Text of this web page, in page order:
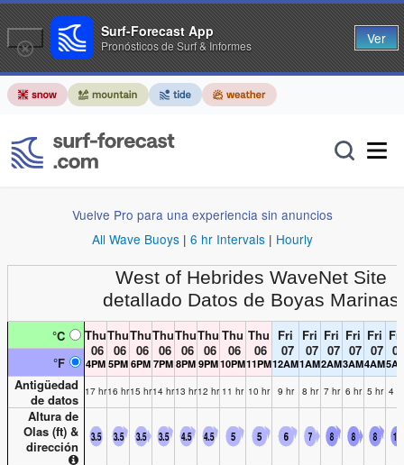
Vuelve Pro para una experiencia sin anuncios
All Wave Buoys| 6 hr Intervals| Hourly
West of Hebrides WaveNet Site
detallado Datos de Boyas Marinas
°C
Thu
06
4PM
Thu
06
5PM
Thu
06
6PM
Thu
06
7PM
Thu
06
8PM
Thu
06
9PM
Thu
06
10PM
Thu
06
11PM
Fri
07
12AM
Fri
07
1AM
Fri
07
2AM
Fri
07
3AM
Fri
07
4AM
Fri
07
°F
Antigüedad
de datos
17 hr16 hr15 hr14 hr13 hr12 hr 11 hr 10 hr 9 hr 8 hr 7 hr 6 hr 5 hr 4 hr
Altura de
Olas (ft) &
dirección
Surf-Forecast App
Pronósticos de Surf & Informes Ver